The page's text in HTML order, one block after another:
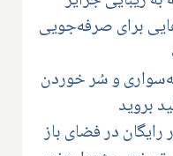
برای صرفه‌جویی
و سُر خوردن
بروید
رایگان در فضای باز